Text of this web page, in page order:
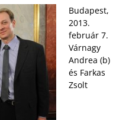
Budapest,
2013.
február 7.
Várnagy
Andrea (b)
és Farkas
Zsolt